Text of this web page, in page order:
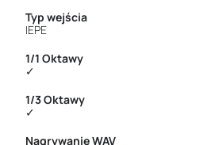
Typ wejścia
IEPE
1/1 Oktawy
✓
1/3 Oktawy
✓
Nagrywanie WAV